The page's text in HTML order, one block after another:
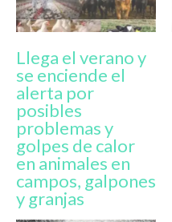
Llega el verano y
se enciende el
alerta por
posibles
problemas y
golpes de calor
en animales en
campos, galpones
y granjas